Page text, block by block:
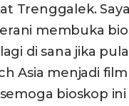
Trenggalek.
membuka
di sana jika
Asia menjadi
bioskop